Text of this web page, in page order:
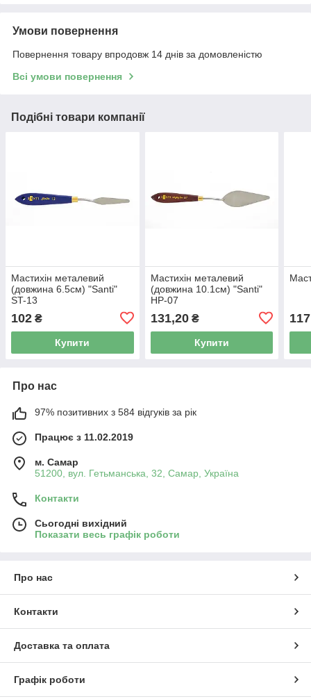
Умови повернення
Повернення товару впродовж 14 днів за домовленістю
Всі умови повернення
Подібні товари компанії
Мастихін металевий
(довжина 6.5см) "Santi"
ST-13
102 ₴
Купити
Мастихін металевий
(довжина 10.1см) "Santi"
HP-07
131,20₴
Купити
117
Про нас
97% позитивних з 584 відгуків за рік
Працює з 11.02.2019
м. Самар
51200, вул. Гетьманська, 32, Самар, Україна
Контакти
Сьогодні вихідний
Показати весь графік роботи
Про нас
Контакти
Доставка та оплата
Графік роботи